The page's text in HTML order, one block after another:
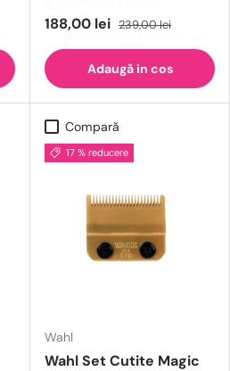
188,00 lei 239,00 lei
Adaugă in cos
Compară
17 % reducere
Wahl
Wahl Set Cutite Magic